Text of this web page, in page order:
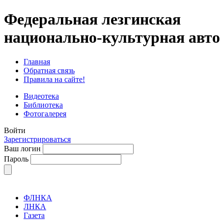
Федеральная лезгинская
национально-культурная
Главная
Обратная связь
Правила на сайте!
Видеотека
Библиотека
Фотогалерея
Войти
Зарегистрироваться
Ваш логин
Пароль
ФЛНКА
ЛНКА
Газета